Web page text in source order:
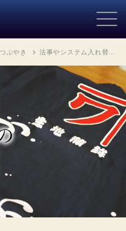
ぶやき 法事やシステム入れ替…